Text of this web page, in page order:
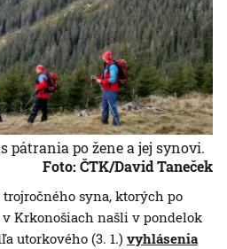
pátrania po žene a jej synovi.
Foto: ČTK/David Taneček
syna, ktorých po
Krkonošiach našli v pondelok
utorkového (3. 1.) vyhlásenia